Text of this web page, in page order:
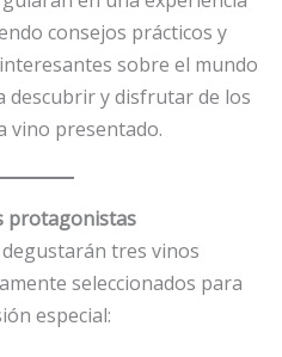
consejos prácticos y
sobre el mundo
descubrir y disfrutar de los
vino presentado.
protagonistas
tres vinos
seleccionados para
especial: